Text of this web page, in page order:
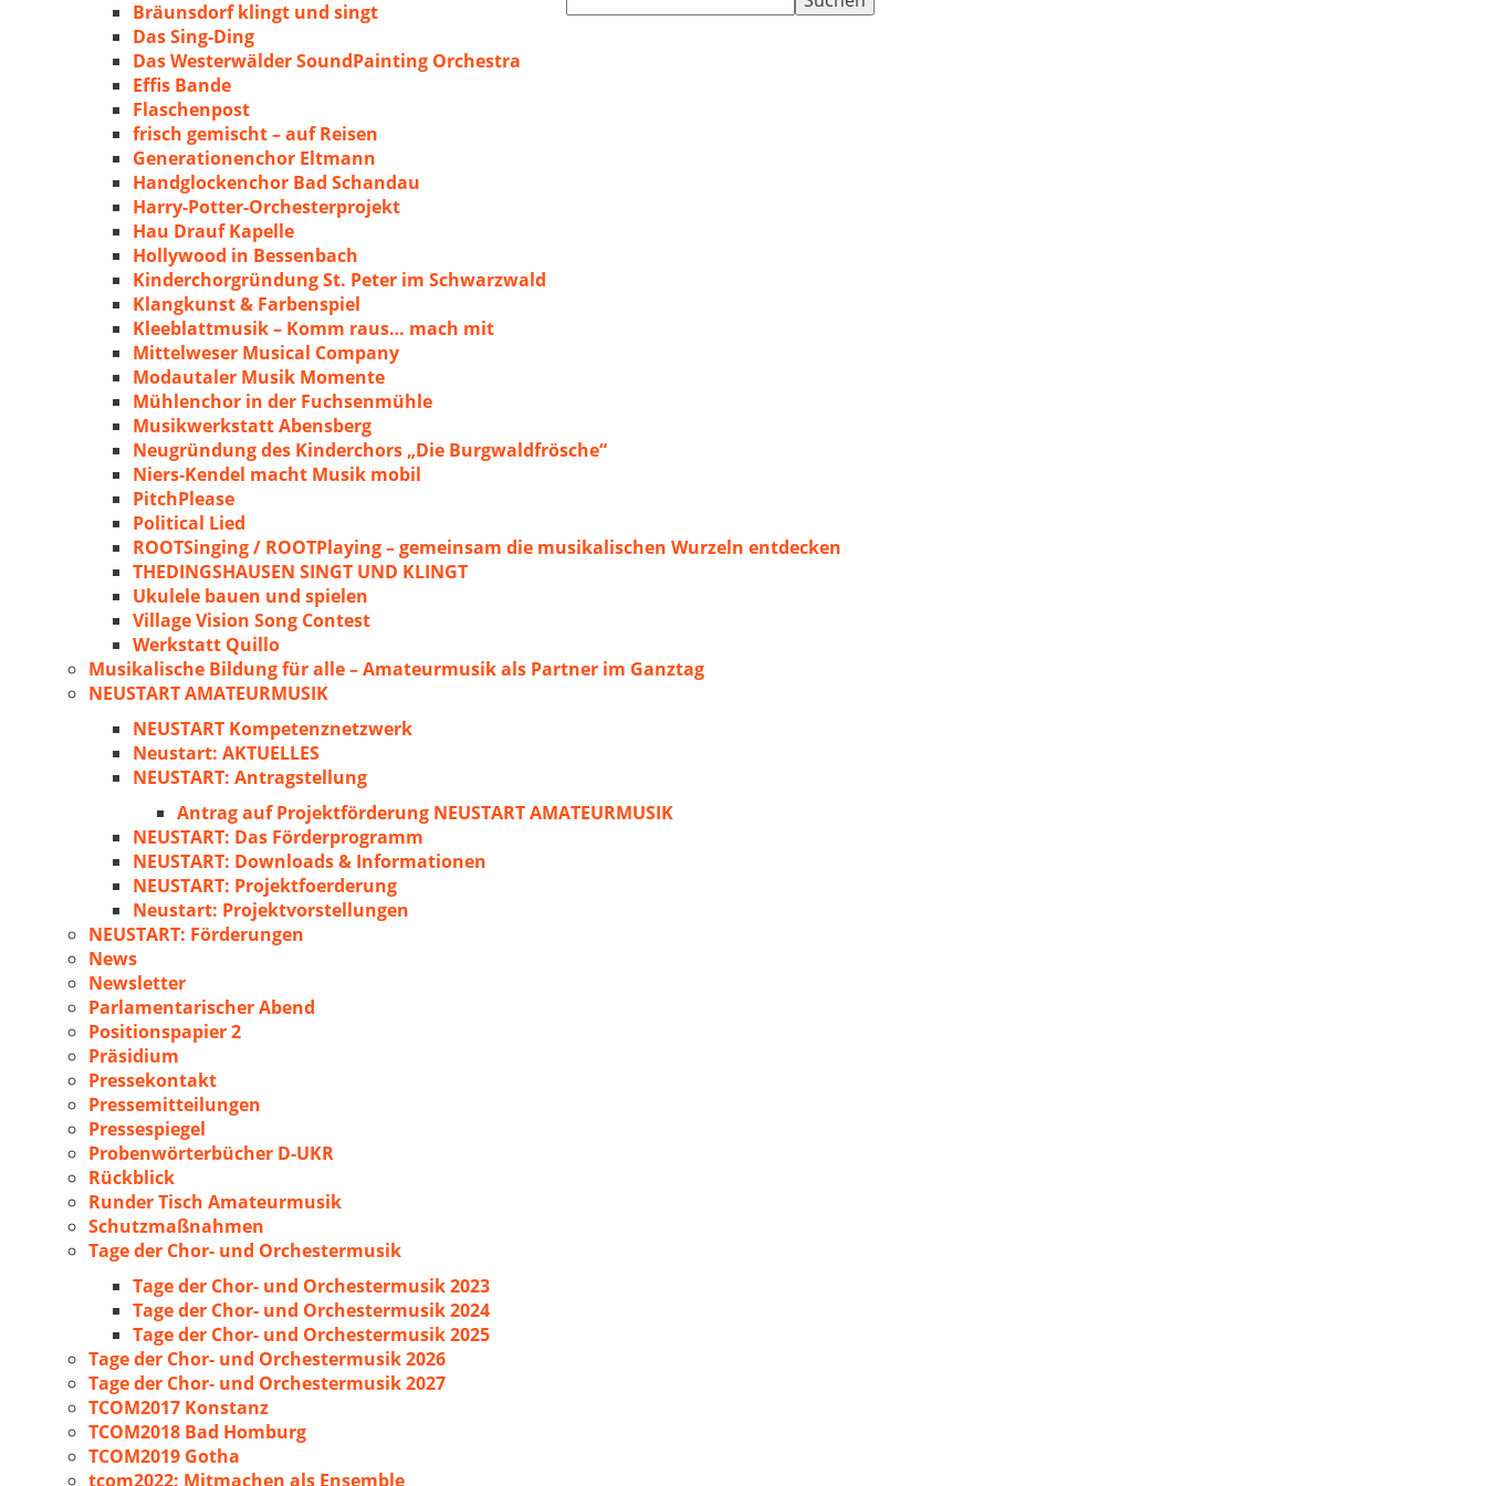
nach:
Bräunsdorf klingt und singt
Das Sing-Ding
Das Westerwälder SoundPainting Orchestra
Effis Bande
Flaschenpost
frisch gemischt – auf Reisen
Generationenchor Eltmann
Handglockenchor Bad Schandau
Harry-Potter-Orchesterprojekt
Hau Drauf Kapelle
Hollywood in Bessenbach
Kinderchorgründung St. Peter im Schwarzwald
Klangkunst & Farbenspiel
Kleeblattmusik – Komm raus… mach mit
Mittelweser Musical Company
Modautaler Musik Momente
Mühlenchor in der Fuchsenmühle
Musikwerkstatt Abensberg
Neugründung des Kinderchors „Die Burgwaldfrösche“
Niers-Kendel macht Musik mobil
PitchPlease
Political Lied
ROOTSinging / ROOTPlaying – gemeinsam die musikalischen Wurzeln entdecken
THEDINGSHAUSEN SINGT UND KLINGT
Ukulele bauen und spielen
Village Vision Song Contest
Werkstatt Quillo
Musikalische Bildung für alle – Amateurmusik als Partner im Ganztag
NEUSTART AMATEURMUSIK
NEUSTART Kompetenznetzwerk
Neustart: AKTUELLES
NEUSTART: Antragstellung
Antrag auf Projektförderung NEUSTART AMATEURMUSIK
NEUSTART: Das Förderprogramm
NEUSTART: Downloads & Informationen
NEUSTART: Projektfoerderung
Neustart: Projektvorstellungen
NEUSTART: Förderungen
News
Newsletter
Parlamentarischer Abend
Positionspapier 2
Präsidium
Pressekontakt
Pressemitteilungen
Pressespiegel
Probenwörterbücher D-UKR
Rückblick
Runder Tisch Amateurmusik
Schutzmaßnahmen
Tage der Chor- und Orchestermusik
Tage der Chor- und Orchestermusik 2023
Tage der Chor- und Orchestermusik 2024
Tage der Chor- und Orchestermusik 2025
Tage der Chor- und Orchestermusik 2026
Tage der Chor- und Orchestermusik 2027
TCOM2017 Konstanz
TCOM2018 Bad Homburg
TCOM2019 Gotha
tcom2022: Mitmachen als Ensemble